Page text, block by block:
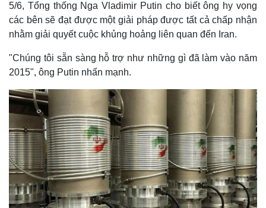
5/6, Tổng thống Nga Vladimir Putin cho biết ông hy vọng
các bên sẽ đạt được một giải pháp được tất cả chấp nhận
nhằm giải quyết cuộc khủng hoảng liên quan đến Iran.
"Chúng tôi sẵn sàng hỗ trợ như những gì đã làm vào năm
2015", ông Putin nhấn mạnh.